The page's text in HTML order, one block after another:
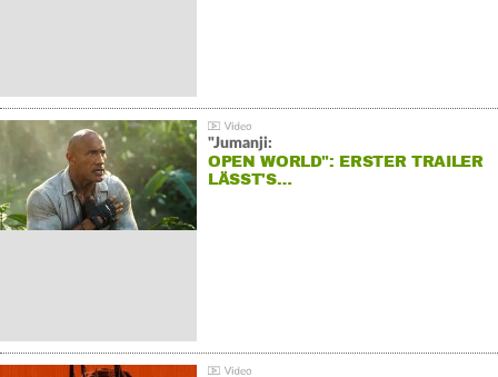
"Jumanji:
OPEN WORLD": ERSTER TRAILER
LÄSST'S…